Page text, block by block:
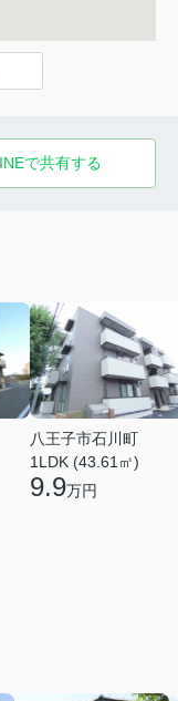
で共有する
八王子市石川町
1LDK (43.61㎡)
9.9万円